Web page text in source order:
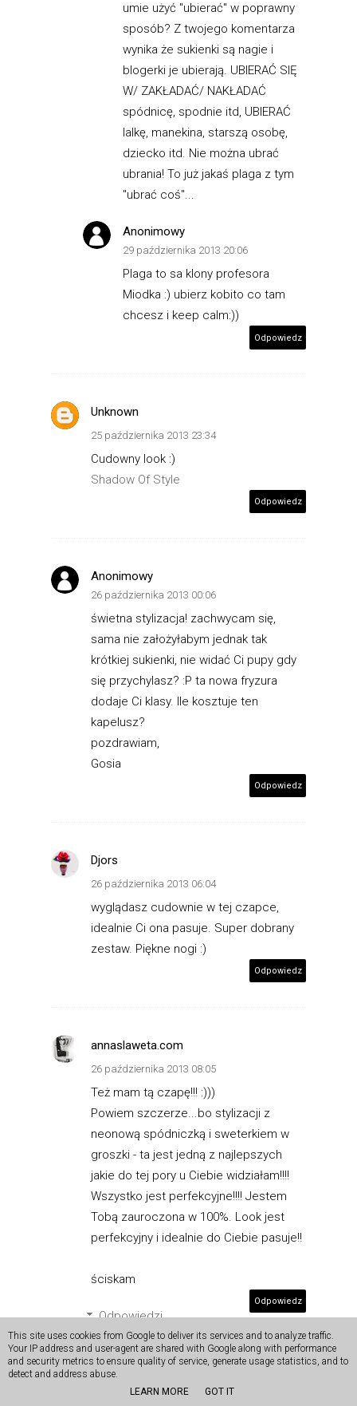
umie użyć "ubierać" w poprawny
sposób? Z twojego komentarza
wynika że sukienki są nagie i
blogerki je ubierają. UBIERAĆ SIĘ
W/ ZAKŁADAĆ/ NAKŁADAĆ
spódnicę, spodnie itd, UBIERAĆ
lalkę, manekina, starszą osobę,
dziecko itd. Nie można ubrać
ubrania! To już jakaś plaga z tym
"ubrać coś"...
Anonimowy
29 października 2013 20:06
Plaga to sa klony profesora
Miodka :) ubierz kobito co tam
chcesz i keep calm:))
Odpowiedz
Unknown
25 października 2013 23:34
Cudowny look :)
Shadow Of Style
Odpowiedz
Anonimowy
26 października 2013 00:06
świetna stylizacja! zachwycam się,
sama nie założyłabym jednak tak
krótkiej sukienki, nie widać Ci pupy gdy
się przychylasz? :P ta nowa fryzura
dodaje Ci klasy. Ile kosztuje ten
kapelusz?
pozdrawiam,
Gosia
Odpowiedz
Djors
26 października 2013 06:04
wyglądasz cudownie w tej czapce,
idealnie Ci ona pasuje. Super dobrany
zestaw. Piękne nogi :)
Odpowiedz
annaslaweta.com
26 października 2013 08:05
Też mam tą czapę!!! :)))
Powiem szczerze...bo stylizacji z
neonową spódniczką i sweterkiem w
groszki - ta jest jedną z najlepszych
jakie do tej pory u Ciebie widziałam!!!!
Wszystko jest perfekcyjne!!!! Jestem
Tobą zauroczona w 100%. Look jest
perfekcyjny i idealnie do Ciebie pasuje!!
ściskam
Odpowiedz
Odpowiedzi
DaisyLine
Bardzo mi miło :) Pozdrawiam!
This site uses cookies from Google to deliver its services and to analyze traffic.
Your IP address and user-agent are shared with Google along with performance
and security metrics to ensure quality of service, generate usage statistics, and to
detect and address abuse.
LEARN MORE
GOT IT